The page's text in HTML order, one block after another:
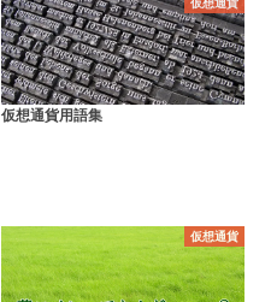
仮想通貨用語集
仮想通貨